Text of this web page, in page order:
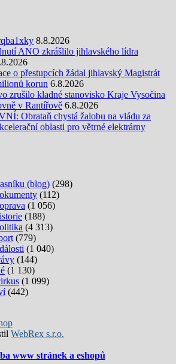
8.8.2026
ANO zkrášlilo jihlavského lídra
o přestupcích žádal jihlavský Magistrát
korun 6.8.2026
zrušilo kladné stanovisko Kraje Vysočina
v Rantířově 6.8.2026
Obrataň chystá žalobu na vládu za
oblasti pro větrné elektrárny
(blog) (298)
(112)
(1 056)
(188)
(4 313)
(779)
(1 040)
(144)
(1 130)
(1 099)
(442)
WebRex s.r.o.
www stránek a eshopů